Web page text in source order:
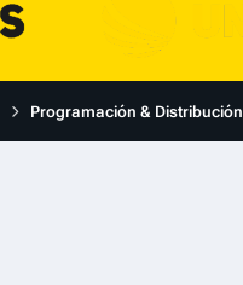
Programación & Distribución